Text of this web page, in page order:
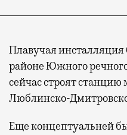
Плавучая инсталляция
районе Южного
сейчас строят
Люблинско-
Еще концептуальней